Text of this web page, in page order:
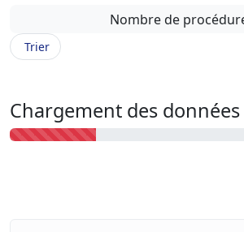
Nombre de
Trier
Chargement des